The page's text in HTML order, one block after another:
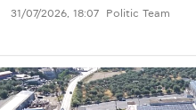
31/07/2026, 18:07 Politic Team